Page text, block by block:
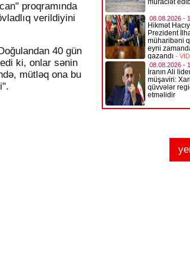
proqramında
verildiyini
40 gün
ki, onlar sənin
mütləq ona bu